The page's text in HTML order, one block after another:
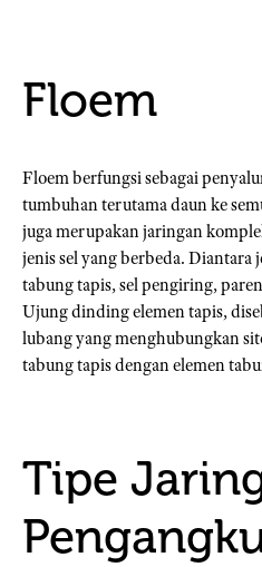
Floem
Floem berfungsi sebagai
tumbuhan terutama daun ke
juga merupakan jaringan
jenis sel yang berbeda. Diantara
tabung tapis, sel pengiring,
Ujung dinding elemen tapis,
lubang yang menghubungkan
tabung tapis dengan elemen
Tipe